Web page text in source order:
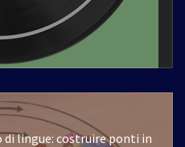
di lingue: costruire ponti in